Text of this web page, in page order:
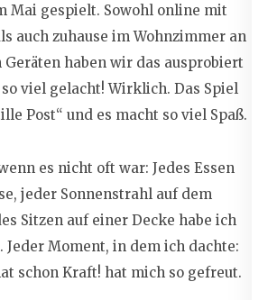
Mai gespielt. Sowohl online mit
auch zuhause im Wohnzimmer an
haben wir das ausprobiert
viel gelacht! Wirklich. Das Spiel
Post“ und es macht so viel Spaß.
es nicht oft war: Jedes Essen
jeder Sonnenstrahl auf dem
Sitzen auf einer Decke habe ich
Jeder Moment, in dem ich dachte:
schon Kraft! hat mich so gefreut.